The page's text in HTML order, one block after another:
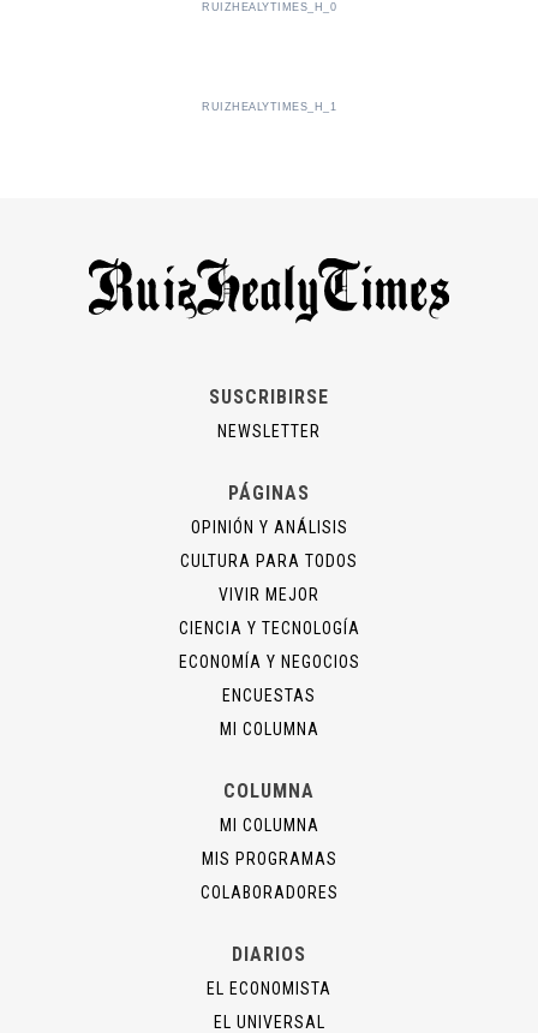
RUIZHEALYTIMES_H_0
RUIZHEALYTIMES_H_1
SUSCRIBIRSE
NEWSLETTER
PÁGINAS
OPINIÓN Y ANÁLISIS
CULTURA PARA TODOS
VIVIR MEJOR
CIENCIA Y TECNOLOGÍA
ECONOMÍA Y NEGOCIOS
ENCUESTAS
MI COLUMNA
COLUMNA
MI COLUMNA
MIS PROGRAMAS
COLABORADORES
DIARIOS
EL ECONOMISTA
EL UNIVERSAL